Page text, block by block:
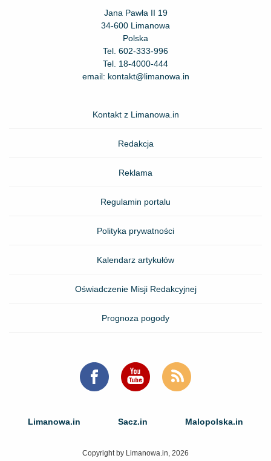
Jana Pawła II 19
34-600 Limanowa
Polska
Tel. 602-333-996
Tel. 18-4000-444
email: kontakt@limanowa.in
Kontakt z Limanowa.in
Redakcja
Reklama
Regulamin portalu
Polityka prywatności
Kalendarz artykułów
Oświadczenie Misji Redakcyjnej
Prognoza pogody
Limanowa.in Sacz.in Malopolska.in
Copyright by Limanowa.in, 2026